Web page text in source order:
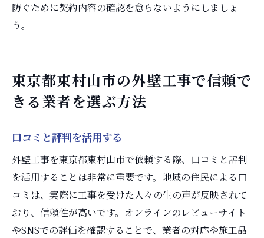
防ぐために契約内容の確認を怠らないようにしましょ
う。
東京都東村山市の外壁工事で信頼で
きる業者を選ぶ方法
口コミと評判を活用する
外壁工事を東京都東村山市で依頼する際、口コミと評判
を活用することは非常に重要です。地域の住民による口
コミは、実際に工事を受けた人々の生の声が反映されて
おり、信頼性が高いです。オンラインのレビューサイト
やSNSでの評価を確認することで、業者の対応や施工品